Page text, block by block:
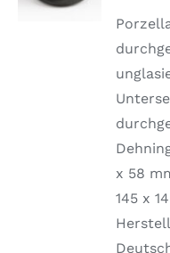
DETAILS
x 58
145 x